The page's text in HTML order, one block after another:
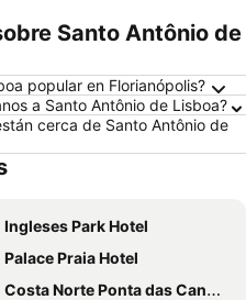
Santo Antônio de
popular en Florianópolis?
a Santo Antônio de Lisboa?
cerca de Santo Antônio de
Ingleses Park Hotel
Palace Praia Hotel
Costa Norte Ponta das Canas Hotel